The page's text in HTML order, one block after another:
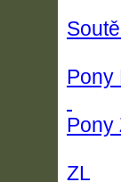
Pony
Pony
ZL